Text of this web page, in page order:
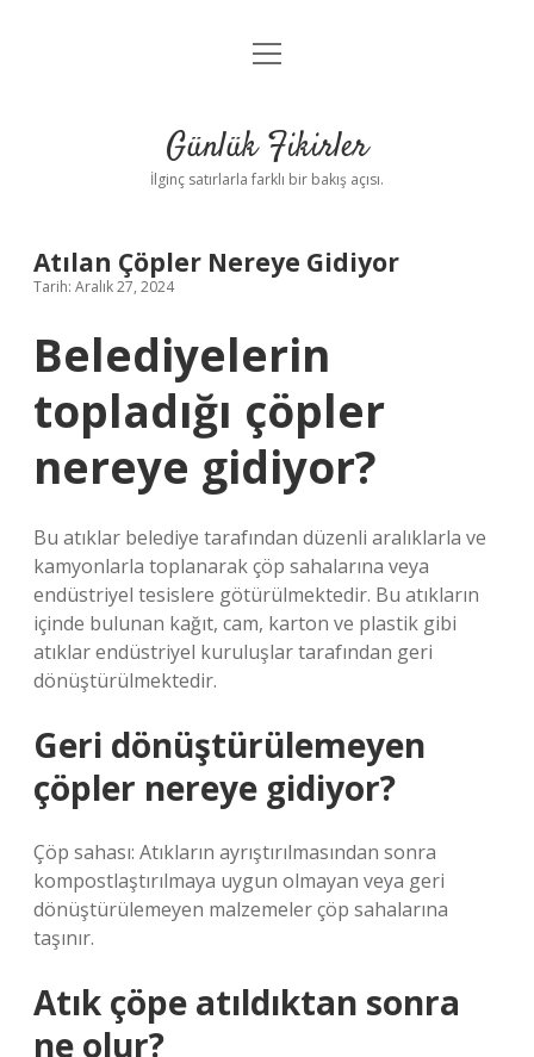
Anasayfa
Yasal Uyarı
menüyü
Günlük Fikirler
İlginç satırlarla farklı bir bakış açısı.
Atılan Çöpler Nereye Gidiyor
Tarih: Aralık 27, 2024
Belediyelerin
topladığı çöpler
nereye gidiyor?
Bu atıklar belediye tarafından düzenli aralıklarla ve
kamyonlarla toplanarak çöp sahalarına veya
endüstriyel tesislere götürülmektedir. Bu atıkların
içinde bulunan kağıt, cam, karton ve plastik gibi
atıklar endüstriyel kuruluşlar tarafından geri
dönüştürülmektedir.
Geri dönüştürülemeyen
çöpler nereye gidiyor?
Çöp sahası: Atıkların ayrıştırılmasından sonra
kompostlaştırılmaya uygun olmayan veya geri
dönüştürülemeyen malzemeler çöp sahalarına
taşınır.
Atık çöpe atıldıktan sonra
ne olur?